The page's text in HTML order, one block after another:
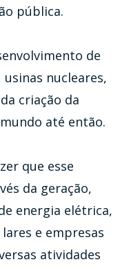
pública.
de
nucleares,
criação da
até então.
que esse
da geração,
energia elétrica,
e empresas
atividades